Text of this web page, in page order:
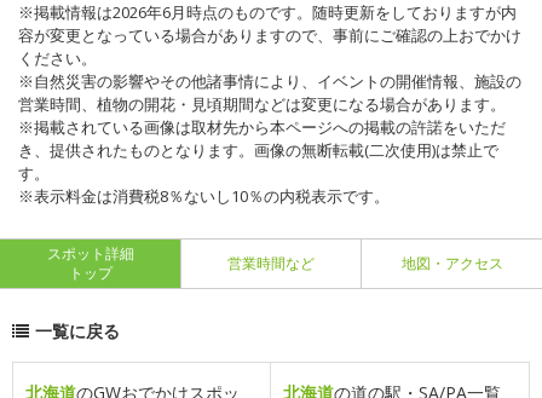
※掲載情報は2026年6月時点のものです。随時更新をしておりますが内
容が変更となっている場合がありますので、事前にご確認の上おでかけ
ください。
※自然災害の影響やその他諸事情により、イベントの開催情報、施設の
営業時間、植物の開花・見頃期間などは変更になる場合があります。
※掲載されている画像は取材先から本ページへの掲載の許諾をいただ
き、提供されたものとなります。画像の無断転載(二次使用)は禁止で
す。
※表示料金は消費税8％ないし10％の内税表示です。
スポット詳細
トップ
営業時間など 地図・アクセス
一覧に戻る
北海道のGWおでかけスポッ
北海道の道の駅・SA/PA一覧